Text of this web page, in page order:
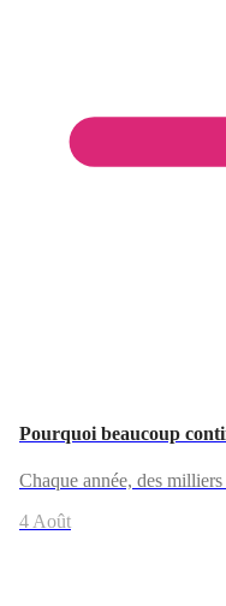
Pourquoi beaucoup
Chaque année, des
4 Août